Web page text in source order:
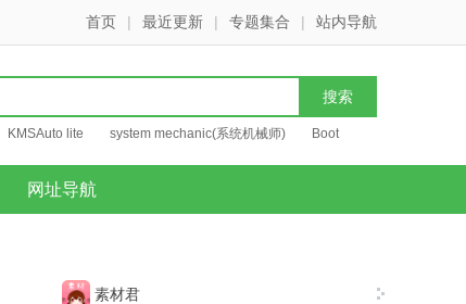
首页 | 最近更新 | 专题集合 | 站内导航
KMSAuto lite system mechanic(系统机械师) Boot
网址导航
素材君